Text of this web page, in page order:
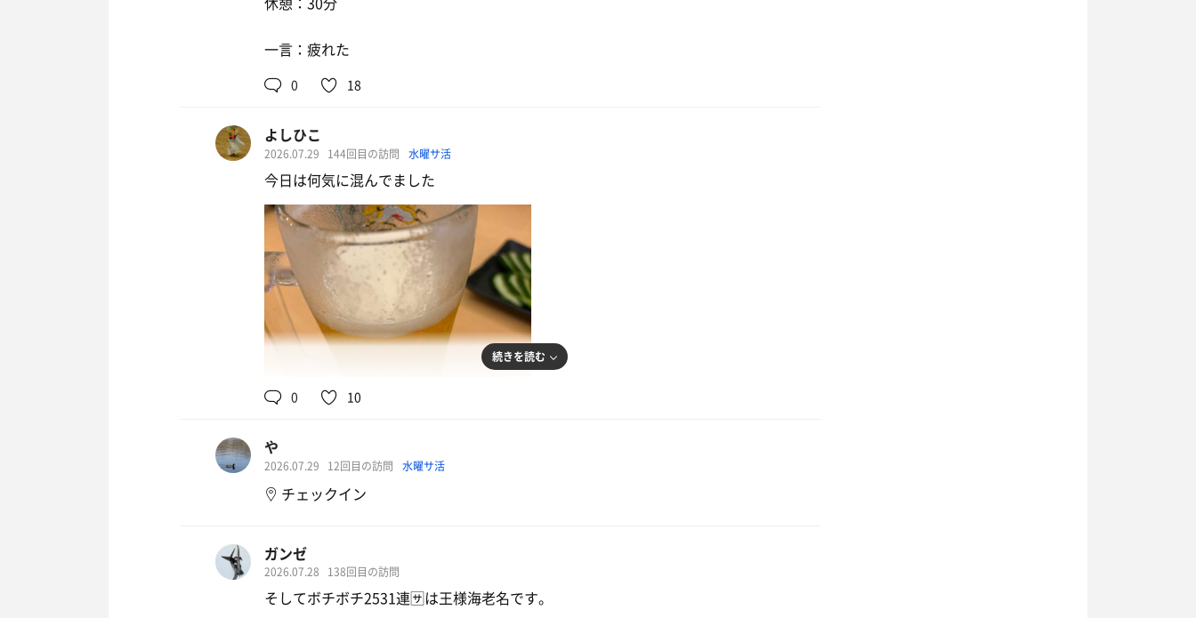
一言：疲れた
0 18
よしひこ
2026.07.29 144回目の訪問 水曜サ活
今日は何気に混んでました
続きを読む
0 10
や
2026.07.29 12回目の訪問 水曜サ活
チェックイン
ガンゼ
2026.07.28 138回目の訪問
そしてボチボチ2531連🈂️は王様海老名です。